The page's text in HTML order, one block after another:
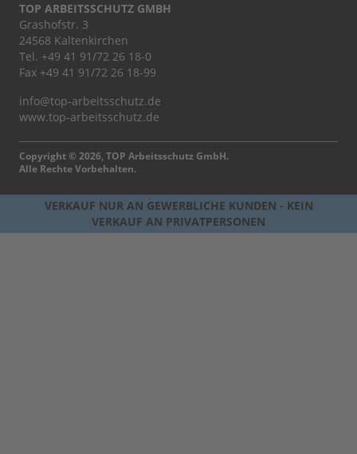
TOP ARBEITSSCHUTZ GMBH
Grashofstr. 3
24568 Kaltenkirchen
Tel. +49 41 91/72 26 18-0
Fax +49 41 91/72 26 18-99
info@top-arbeitsschutz.de
www.top-arbeitsschutz.de
Copyright © 2026, TOP Arbeitsschutz GmbH.
Alle Rechte Vorbehalten.
VERKAUF NUR AN GEWERBLICHE KUNDEN - KEIN
VERKAUF AN PRIVATPERSONEN